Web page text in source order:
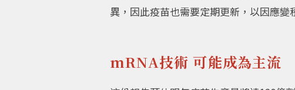
異，因此疫苗也需要定期更新，以因應變
mRNA技術 可能成為主流